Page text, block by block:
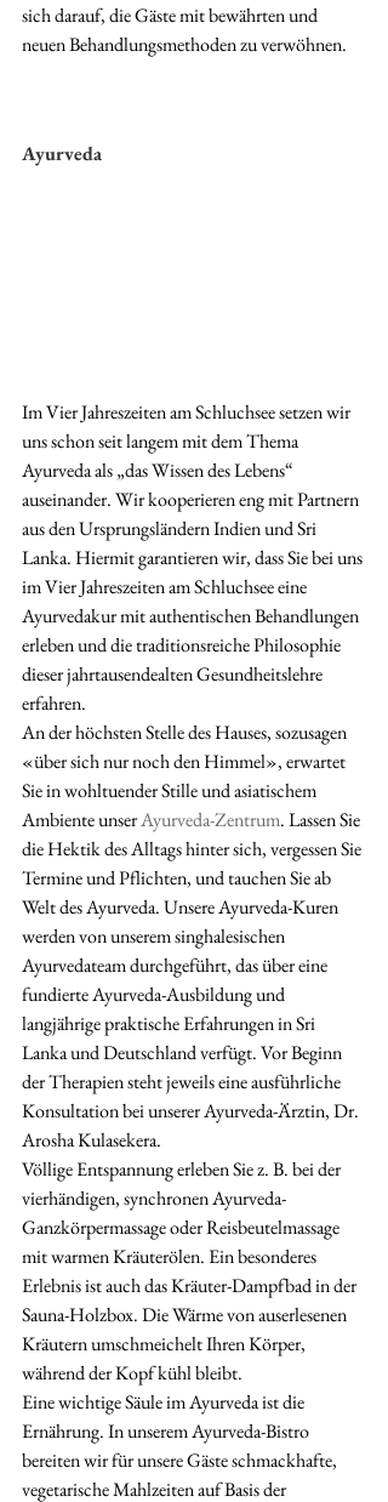
sich darauf, die Gäste mit bewährten und
neuen Behandlungsmethoden zu verwöhnen.
Ayurveda
Im Vier Jahreszeiten am Schluchsee setzen wir
uns schon seit langem mit dem Thema
Ayurveda als „das Wissen des Lebens“
auseinander. Wir kooperieren eng mit Partnern
aus den Ursprungsländern Indien und Sri
Lanka. Hiermit garantieren wir, dass Sie bei uns
im Vier Jahreszeiten am Schluchsee eine
Ayurvedakur mit authentischen Behandlungen
erleben und die traditionsreiche Philosophie
dieser jahrtausendealten Gesundheitslehre
erfahren.
An der höchsten Stelle des Hauses, sozusagen
«über sich nur noch den Himmel», erwartet
Sie in wohltuender Stille und asiatischem
Ambiente unser Ayurveda-Zentrum. Lassen Sie
die Hektik des Alltags hinter sich, vergessen Sie
Termine und Pflichten, und tauchen Sie ab
Welt des Ayurveda. Unsere Ayurveda-Kuren
werden von unserem singhalesischen
Ayurvedateam durchgeführt, das über eine
fundierte Ayurveda-Ausbildung und
langjährige praktische Erfahrungen in Sri
Lanka und Deutschland verfügt. Vor Beginn
der Therapien steht jeweils eine ausführliche
Konsultation bei unserer Ayurveda-Ärztin, Dr.
Arosha Kulasekera.
Völlige Entspannung erleben Sie z. B. bei der
vierhändigen, synchronen Ayurveda-
Ganzkörpermassage oder Reisbeutelmassage
mit warmen Kräuterölen. Ein besonderes
Erlebnis ist auch das Kräuter-Dampfbad in der
Sauna-Holzbox. Die Wärme von auserlesenen
Kräutern umschmeichelt Ihren Körper,
während der Kopf kühl bleibt.
Eine wichtige Säule im Ayurveda ist die
Ernährung. In unserem Ayurveda-Bistro
bereiten wir für unsere Gäste schmackhafte,
vegetarische Mahlzeiten auf Basis der